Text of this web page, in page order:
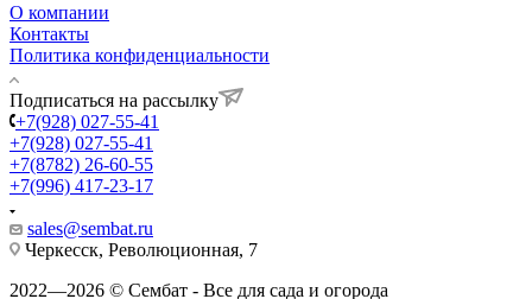
О компании
Контакты
Политика конфиденциальности
Подписаться на рассылку
+7(928) 027-55-41
+7(928) 027-55-41
+7(8782) 26-60-55
+7(996) 417-23-17
sales@sembat.ru
Черкесск, Революционная, 7
2022—2026 © Сембат - Все для сада и огорода